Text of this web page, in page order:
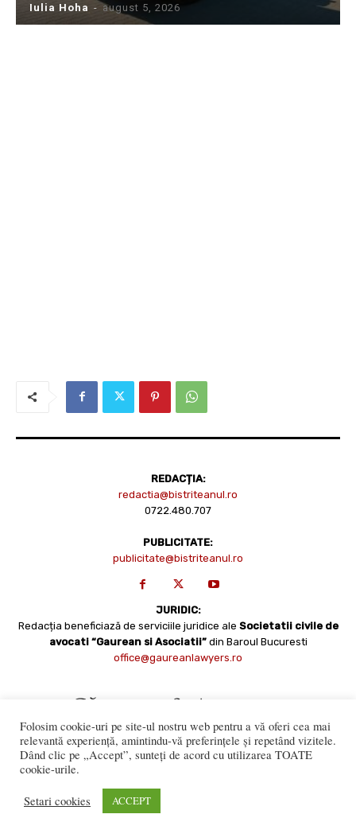
Iulia Hoha - august 5, 2026
REDACȚIA:
redactia@bistriteanul.ro
0722.480.707
PUBLICITATE:
publicitate@bistriteanul.ro
JURIDIC:
Redacția beneficiază de serviciile juridice ale Societatii civile de
avocati “Gaurean si Asociatii” din Baroul Bucuresti
office@gaureanlawyers.ro
numai cu acordul expres al Bistriteanul.Ro. © Copyright 2008 -
2021 Bistrițeanul.ro
Folosim cookie-uri pe site-ul nostru web pentru a vă oferi cea mai
relevantă experiență, amintindu-vă preferințele și repetând vizitele.
Dând clic pe „Accept”, sunteți de acord cu utilizarea TOATE
cookie-urile.
Setari cookies ACCEPT